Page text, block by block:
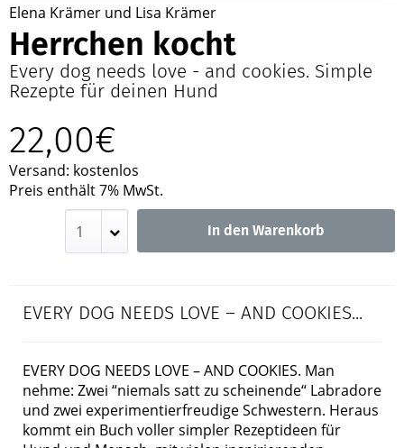
Elena Krämer und Lisa Krämer
Herrchen kocht
Every dog needs love - and cookies. Simple
Rezepte für deinen Hund
22,00€
Versand: kostenlos
Preis enthält 7% MwSt.
In den Warenkorb
EVERY DOG NEEDS LOVE – AND COOKIES...
EVERY DOG NEEDS LOVE – AND COOKIES. Man
nehme: Zwei “niemals satt zu scheinende“ Labradore
und zwei experimentierfreudige Schwestern. Heraus
kommt ein Buch voller simpler Rezeptideen für